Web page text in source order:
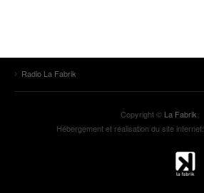
Radio La Fabrik
Copyright © La Fabrik
Hébergement et réalisation du site internet: